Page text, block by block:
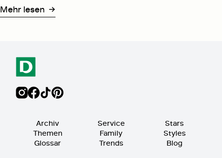
Mehr lesen
Archiv
Themen
Glossar
Service
Family
Trends
Stars
Styles
Blog